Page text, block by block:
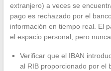
extranjero) a veces se
pago es rechazado por el
información en tiempo real. El
el espacio personal, pero
Verificar que el IBAN
al RIB proporcionado por el